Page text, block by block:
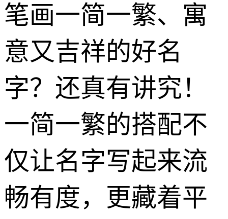
笔画一简一繁、寓
意又吉祥的好名
字？还真有讲究！
一简一繁的搭配不
仅让名字写起来流
畅有度，更藏着平